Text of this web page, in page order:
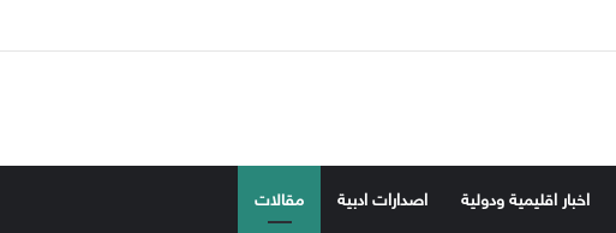
اخبار اقليمية ودولية اصدارات ادبية مقالات